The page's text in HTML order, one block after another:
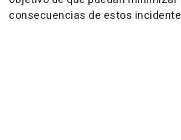
consecuencias de estos